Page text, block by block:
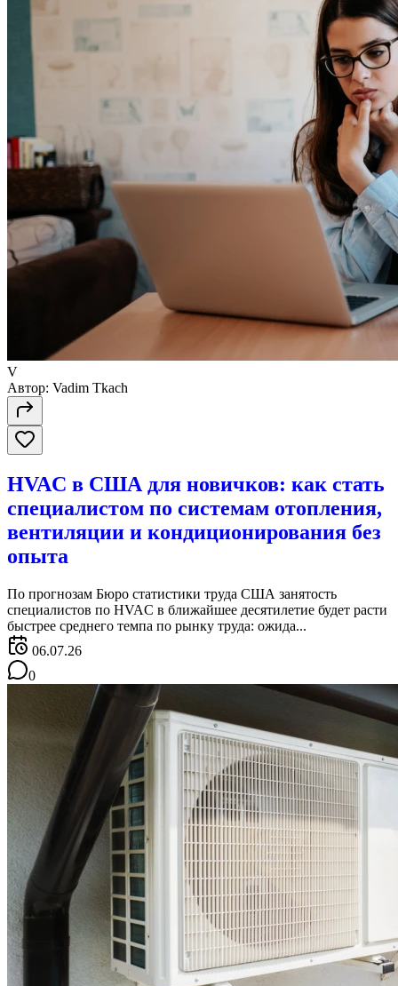
V
Автор: Vadim Tkach
HVAC в США для новичков: как стать
специалистом по системам отопления,
вентиляции и кондиционирования без
опыта
По прогнозам Бюро статистики труда США занятость
специалистов по HVAC в ближайшее десятилетие будет расти
быстрее среднего темпа по рынку труда: ожида...
06.07.26
0